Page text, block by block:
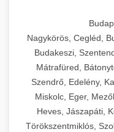
Nagykörös, Cegléd,
Budakeszi,
Mátrafüred,
Szendrő, Edelény,
Miskolc, Eger,
Heves, Jászapáti,
Törökszentmiklós,